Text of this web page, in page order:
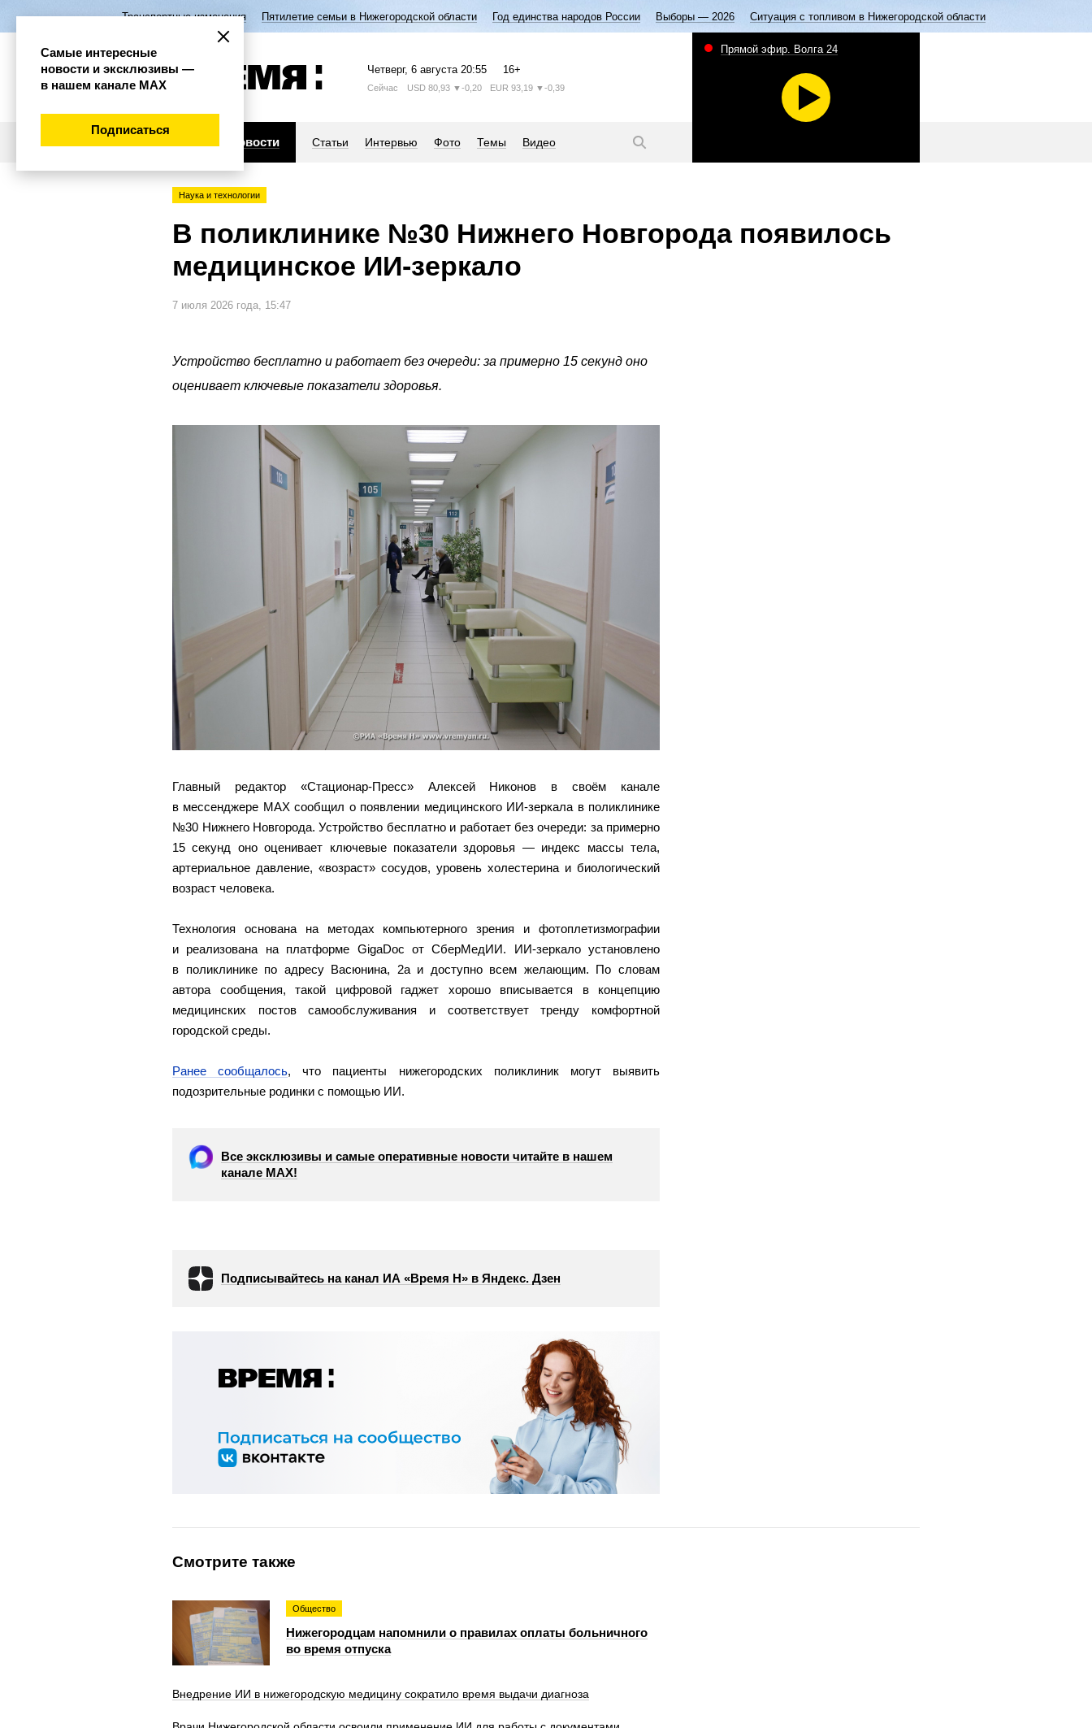
Транспортные изменения Пятилетие семьи в Нижегородской области Год единства народов России Выборы — 2026 Ситуация с топливом в Нижегородской области
Четверг, 6 августа 20:55 16+
Сейчас USD 80,93 ▼-0,20 EUR 93,19 ▼-0,39
Новости Статьи Интервью Фото Темы Видео
Прямой эфир. Волга 24
Наука и технологии
В поликлинике №30 Нижнего Новгорода появилось
медицинское ИИ‑зеркало
7 июля 2026 года, 15:47
Устройство бесплатно и работает без очереди: за примерно 15 секунд оно
оценивает ключевые показатели здоровья.
Главный редактор «Стационар‑Пресс» Алексей Никонов в своём канале
в мессенджере MAX сообщил о появлении медицинского ИИ‑зеркала в поликлинике
№30 Нижнего Новгорода. Устройство бесплатно и работает без очереди: за примерно
15 секунд оно оценивает ключевые показатели здоровья — индекс массы тела,
артериальное давление, «возраст» сосудов, уровень холестерина и биологический
возраст человека.
Технология основана на методах компьютерного зрения и фотоплетизмографии
и реализована на платформе GigaDoc от СберМедИИ. ИИ‑зеркало установлено
в поликлинике по адресу Васюнина, 2а и доступно всем желающим. По словам
автора сообщения, такой цифровой гаджет хорошо вписывается в концепцию
медицинских постов самообслуживания и соответствует тренду комфортной
городской среды.
Ранее сообщалось, что пациенты нижегородских поликлиник могут выявить
подозрительные родинки с помощью ИИ.
Все эксклюзивы и самые оперативные новости читайте в нашем
канале МАХ!
Подписывайтесь на канал ИА «Время Н» в Яндекс. Дзен
Смотрите также
Общество
Нижегородцам напомнили о правилах оплаты больничного
во время отпуска
Внедрение ИИ в нижегородскую медицину сократило время выдачи диагноза
Самые интересные
новости и эксклюзивы —
в нашем канале МАХ
Подписаться